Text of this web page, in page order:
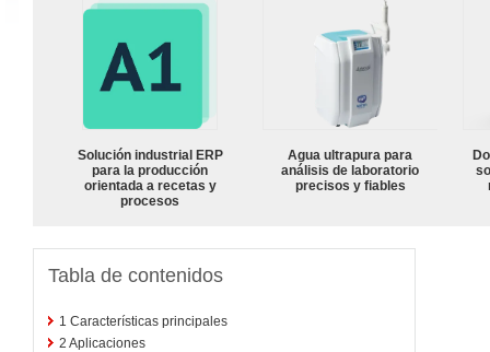
Solución industrial ERP
para la producción
orientada a recetas y
procesos
Agua ultrapura para
análisis de laboratorio
precisos y fiables
Tabla de contenidos
1 Características principales
2 Aplicaciones